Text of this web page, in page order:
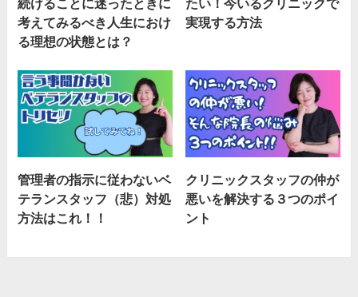
考えてみるべき人生におけ
る理想の状態とは？
実現する方法
管理者の指示に従わないベ
テランスタッフ（悲）対処
方法はこれ！！
クリニックスタッフの仲が
悪いを解決する３つのポイ
ント